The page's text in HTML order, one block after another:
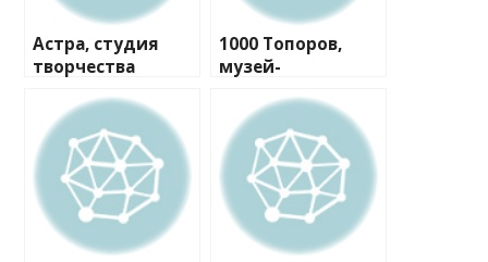
Астра, студия
творчества
1000 Топоров,
музей-